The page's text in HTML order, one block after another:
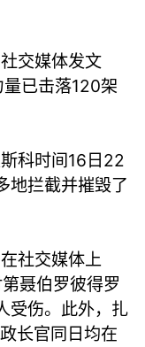
交媒体发文
已击落120架
科时间16日22
地拦截并摧毁了
社交媒体上
聂伯罗彼得罗
受伤。此外，扎
长官同日均在